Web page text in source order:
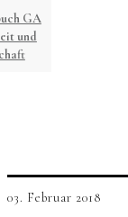
GA
und
03. Februar 2018